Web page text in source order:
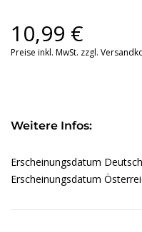
10,99 €
Preise inkl. MwSt. zzgl.
Weitere Infos:
Erscheinungsdatum
Erscheinungsdatum